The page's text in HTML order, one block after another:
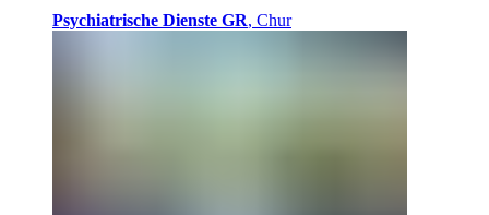
Psychiatrische Dienste GR, Chur